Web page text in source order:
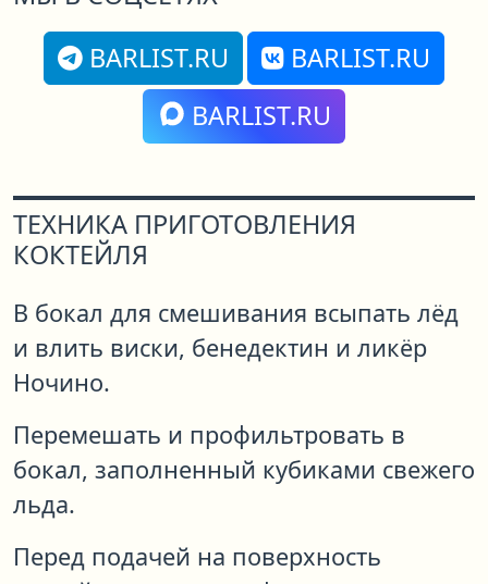
BARLIST.RU
BARLIST.RU
BARLIST.RU
ТЕХНИКА ПРИГОТОВЛЕНИЯ
КОКТЕЙЛЯ
В бокал для смешивания всыпать лёд
и влить виски, бенедектин и ликёр
Ночино.
Перемешать и профильтровать в
бокал, заполненный кубиками свежего
льда.
Перед подачей на поверхность